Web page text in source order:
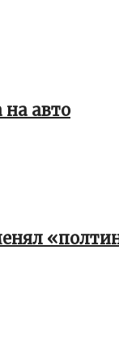
авто